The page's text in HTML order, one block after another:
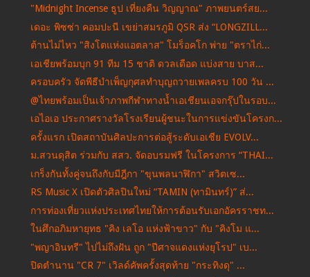
"Midnight Incense ธูป เที่ยงคืน วิญญาณ" ภาพยนตร์สย...
เดอะ พิซซ่า คอมปะนี เขย่าสมรภูมิ QSR ส่ง “LONGZILL...
ต้านไม่ไหว "สิงโตแห่งแอตลาส" โมร็อคโก พ่าย "ตราไก่...
เอเชียพร้อมบุก 91 ทีม 15 ชาติ ดวลเดือด แบ่งสาย บาส...
ครอบครัว จัดพีธีบำเพ็ญกุศลทำบุญถวายเพลครบ 100 วัน ...
@ไทยพร้อมเป็นเจ้าภาพกีฬาทางน้ำเอเชียนเอจกรุ๊ปในรอบ...
เอไอเอ ประกาศรางวัลโรงเรียนผู้ชนะในการแข่งขันโครงก...
ครั้งแรก เปิดสถาบันศิลปะการต่อสู้ระดับเอเชีย EVOLV...
ม.สวนดุสิต ร่วมกับ สสว. จัดอบรมฟรี ในโครงการ “THAI...
เกร็งกันทั้งคู่จนถึงกับมีฎีกา "ขุนพลนาฬิกา" สวิตเซ...
RS Music X เปิดตัวศิลปินใหม่ “TAMIN (ทามินทร์)” ส่...
การท่องเที่ยวแห่งประเทศไทยให้การต้อนรับเอกอัครราชท...
ในศึกอภิมหายุทธ "คิง เลโอ แห่งฟ้าขาว" กับ "คิงโม แ...
"พญาอินทรี" ไปไม่ถึงฝัน ถูก "ปีศาจแดงแห่งยุโรป" เบ...
ปิดตำนาน "CR 7" เวิลด์คัพครั้งสุดท้าย "กระทิงดุ" ...